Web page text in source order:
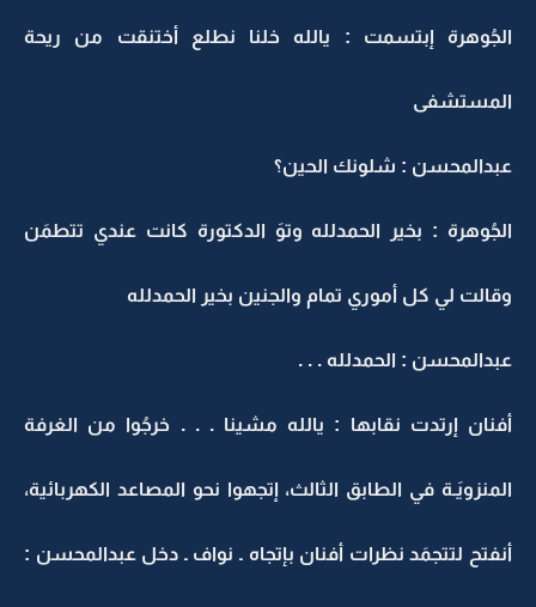
الجُوهرة إبتسمت : يالله خلنا نطلع أختنقت من ريحة
المستشفى
عبدالمحسن : شلونك الحين؟
الجُوهرة : بخير الحمدلله وتوَ الدكتورة كانت عندي تتطمَن
وقالت لي كل أموري تمام والجنين بخير الحمدلله
عبدالمحسن : الحمدلله . . .
أفنان إرتدت نقابها : يالله مشينا . . . خرجُوا من الغرفة
المنزويَـة في الطابق الثالث، إتجهوا نحو المصاعد الكهربائية،
أنفتح لتتجمَد نظرات أفنان بإتجاه ـ نواف ـ دخل عبدالمحسن :